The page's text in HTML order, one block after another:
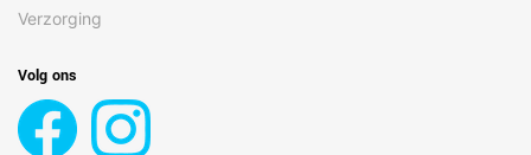
Verzorging
Volg ons